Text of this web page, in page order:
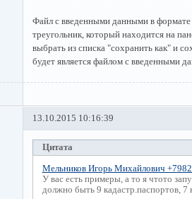
Файл с введенными данными в
треугольник, который находится на
выбрать из списка "сохранить как" и
будет является файлом с введенными
13.10.2015 10:16:39
Цитата
Мельников Игорь Михайлович
У вас есть примеры, а то я чтото
должно быть 9 кадастр.паспортов,